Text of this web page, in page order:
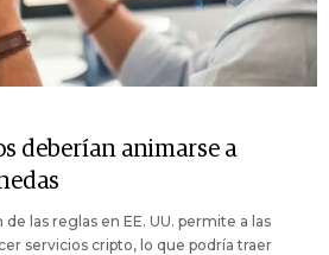
deberían animarse a
las reglas en EE. UU. permite a las
servicios cripto, lo que podría traer